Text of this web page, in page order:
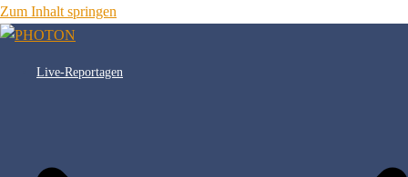
Zum Inhalt springen
Live-Reportagen